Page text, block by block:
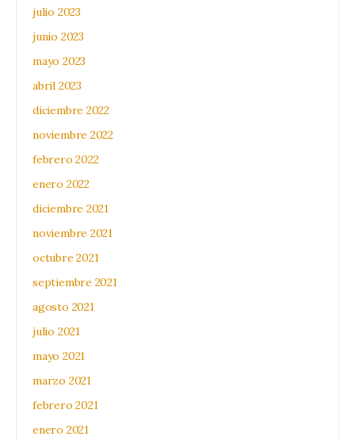
julio 2023
junio 2023
mayo 2023
abril 2023
diciembre 2022
noviembre 2022
febrero 2022
enero 2022
diciembre 2021
noviembre 2021
octubre 2021
septiembre 2021
agosto 2021
julio 2021
mayo 2021
marzo 2021
febrero 2021
enero 2021